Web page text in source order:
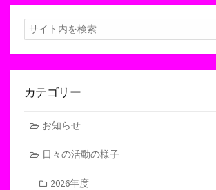
検
索
カテゴリー
お知らせ
日々の活動の様子
2026年度